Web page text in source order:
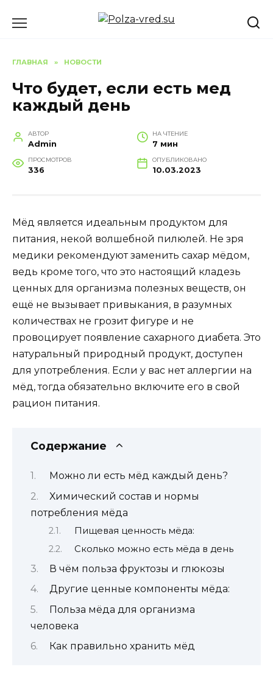
ГЛАВНАЯ » НОВОСТИ
Что будет, если есть мед
каждый день
АВТОР
Admin
НА ЧТЕНИЕ
7 мин
ПРОСМОТРОВ
336
ОПУБЛИКОВАНО
10.03.2023
Мёд является идеальным продуктом для
питания, некой волшебной пилюлей. Не зря
медики рекомендуют заменить сахар мёдом,
ведь кроме того, что это настоящий кладезь
ценных для организма полезных веществ, он
ещё не вызывает привыкания, в разумных
количествах не грозит фигуре и не
провоцирует появление сахарного диабета. Это
натуральный природный продукт, доступен
для употребления. Если у вас нет аллергии на
мёд, тогда обязательно включите его в свой
рацион питания.
Содержание
Можно ли есть мёд каждый день?
Химический состав и нормы
потребления мёда
Пищевая ценность мёда:
Сколько можно есть мёда в день
В чём польза фруктозы и глюкозы
Другие ценные компоненты мёда:
Польза мёда для организма
человека
Как правильно хранить мёд